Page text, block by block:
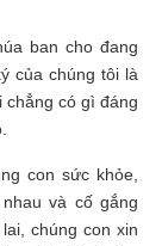
ban cho đang
của chúng tôi là
chẳng có gì đáng
con sức khỏe,
và cố gắng
chúng con xin